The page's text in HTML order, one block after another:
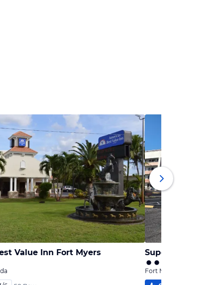
Value Inn Fort Myers Super 8 Motel
Fort Myers, Florida